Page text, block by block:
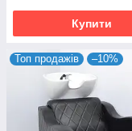
Купити
Топ продажів –10%